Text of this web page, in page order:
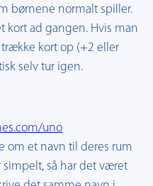
børnene normalt spiller.
kort ad gangen. Hvis man
kort op (+2 eller
selv tur igen.
uno
om et navn til deres rum
så har det været